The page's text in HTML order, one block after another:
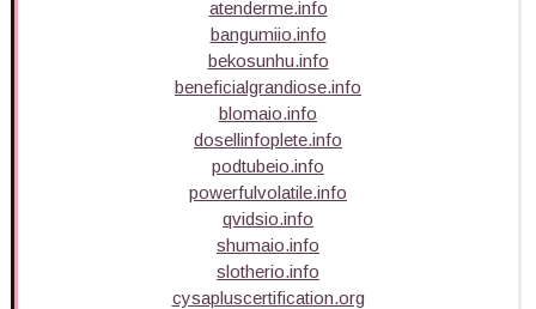
atenderme.info
bangumiio.info
bekosunhu.info
beneficialgrandiose.info
blomaio.info
dosellinfoplete.info
podtubeio.info
powerfulvolatile.info
qvidsio.info
shumaio.info
slotherio.info
cysapluscertification.org